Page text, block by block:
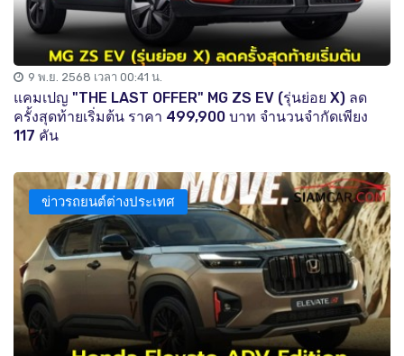
9 พ.ย. 2568 เวลา 00:41 น.
แคมเปญ "THE LAST OFFER" MG ZS EV (รุ่นย่อย X) ลด
ครั้งสุดท้ายเริ่มต้น ราคา 499,900 บาท จำนวนจำกัดเพียง
117 คัน
ข่าวรถยนต์ต่างประเทศ